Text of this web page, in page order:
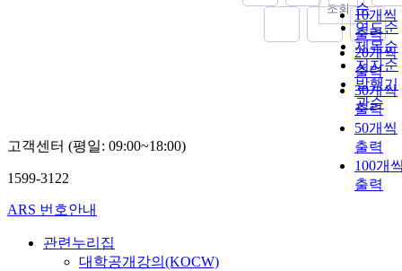
순
연도순
제목순
저자순
발행기
관순
10개씩
출력
20개씩
출력
30개씩
출력
50개씩
출력
100개
출력
조회
고객센터 (평일: 09:00~18:00)
1599-3122
ARS 번호안내
관련누리집
대학공개강의(KOCW)